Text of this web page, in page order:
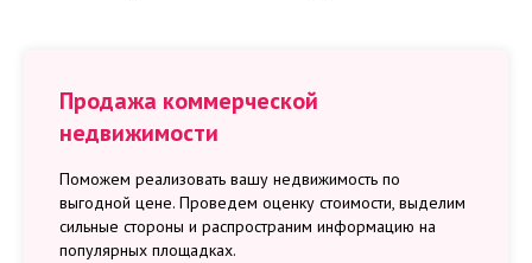
Продажа коммерческой
недвижимости
Поможем реализовать вашу недвижимость по
выгодной цене. Проведем оценку стоимости, выделим
сильные стороны и распространим информацию на
популярных площадках.